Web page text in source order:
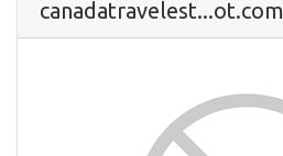
canadatravelest...ot.com